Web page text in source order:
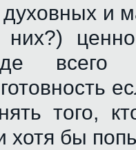
и
всего
того,
хотя бы